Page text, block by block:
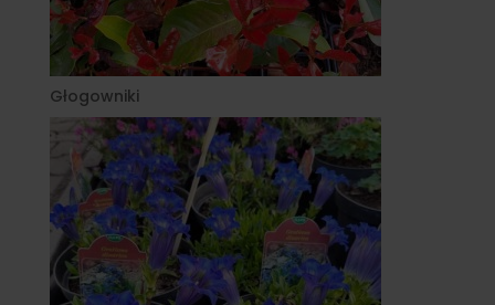
Głogowniki